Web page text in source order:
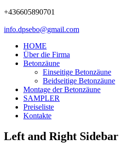
+436605890701
info.dpsebo@gmail.com
HOME
Über die Firma
Betonzäune
Einseitige Betonzäune
Beidseitige Betonzäune
Montage der Betonzäune
SAMPLER
Preiseliste
Kontakte
Left and Right Sidebar